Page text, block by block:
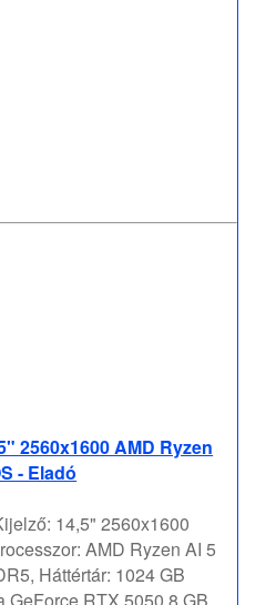
2560x1600 AMD Ryzen
- Eladó
14,5" 2560x1600
AMD Ryzen AI 5
Háttértár: 1024 GB